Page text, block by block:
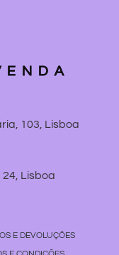
103, Lisboa
Lisboa
E DEVOLUÇÕES